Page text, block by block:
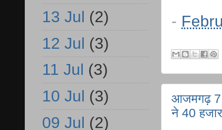
-
आजमगढ़ 7
ने 40
13 Jul (2)
12 Jul (3)
11 Jul (3)
10 Jul (3)
09 Jul (2)